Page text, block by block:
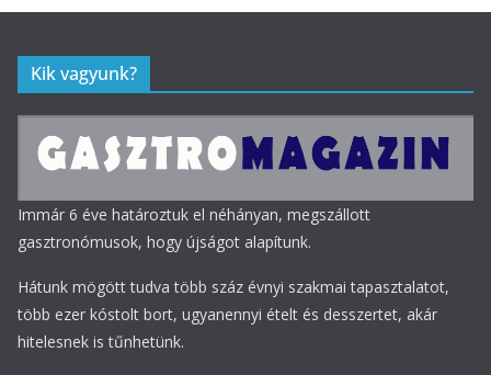
Kik vagyunk?
Immár 6 éve határoztuk el néhányan, megszállott
gasztronómusok, hogy újságot alapítunk.
Hátunk mögött tudva több száz évnyi szakmai tapasztalatot,
több ezer kóstolt bort, ugyanennyi ételt és desszertet, akár
hitelesnek is tűnhetünk.